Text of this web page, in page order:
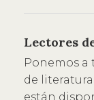
Lectores
Ponemos a
de
están